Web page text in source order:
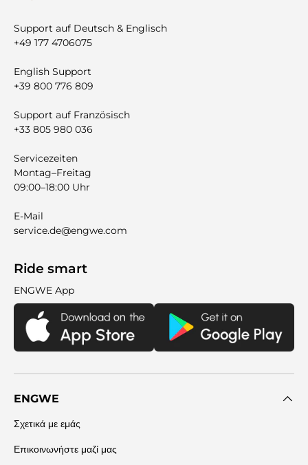
Support auf Deutsch & Englisch
+49 177 4706075
English Support
+39 800 776 809
Support auf Französisch
+33 805 980 036
Servicezeiten
Montag–Freitag
09:00–18:00 Uhr
E-Mail
service.de@engwe.com
Ride smart
ENGWE App
ENGWE
Σχετικά με εμάς
Επικοινωνήστε μαζί μας